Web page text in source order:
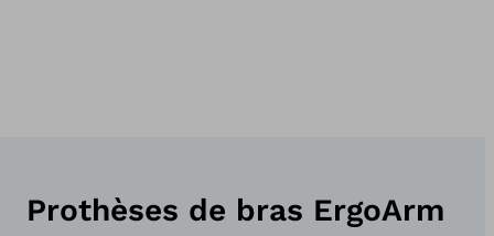
Prothèses de bras ErgoArm